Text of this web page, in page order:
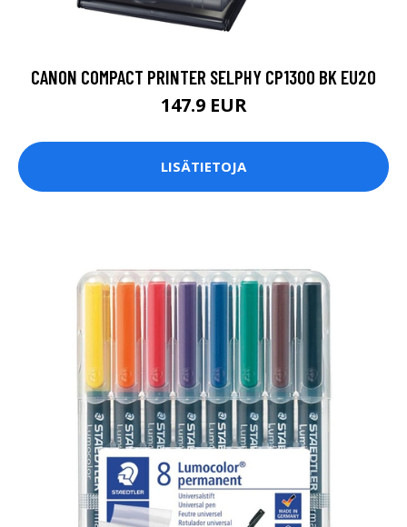
CANON COMPACT PRINTER SELPHY CP1300 BK EU20
147.9 EUR
LISÄTIETOJA